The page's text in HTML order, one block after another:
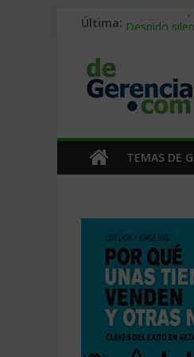
Última: Stablecoins
Trabajo
Mercado
TEMAS DE